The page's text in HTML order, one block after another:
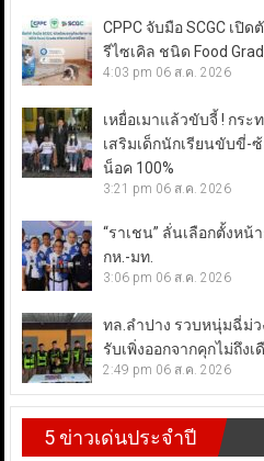
CPPC จับมือ SCGC เ
รีไซเคิล ชนิด Food
4:03 pm 06 ส.ค. 2026
เหยื่อเมาแล้วขับจี้ ! กร
เสริมเด็กนักเรียนขับขี่-
น็อค 100%
3:21 pm 06 ส.ค. 2026
“ราเชน” ลั่นเลือกตั้งหน้
กห.-มท.
3:06 pm 06 ส.ค. 2026
ทล.ลำปาง รวบหนุ่มฉี่ม่ว
รับเพิ่งออกจากคุกไม่ถึงเ
2:49 pm 06 ส.ค. 2026
5 ข่าวเด่นประจำปี